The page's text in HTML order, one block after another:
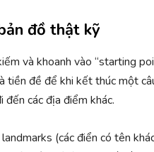
đồ thật kỹ
và khoanh vào “starting
tiền đề để khi kết thúc một
các địa điểm khác.
(các điển có tên